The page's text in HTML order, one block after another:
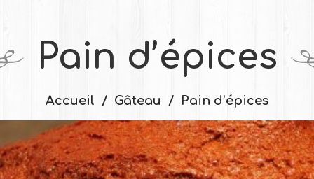
Pain d’épices
Accueil Gâteau Pain d’épices